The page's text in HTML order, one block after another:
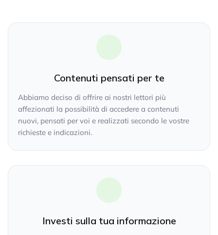
Contenuti pensati per te
Abbiamo deciso di offrire ai nostri lettori più
affezionati la possibilità di accedere a contenuti
nuovi, pensati per voi e realizzati secondo le vostre
richieste e indicazioni.
Investi sulla tua informazione